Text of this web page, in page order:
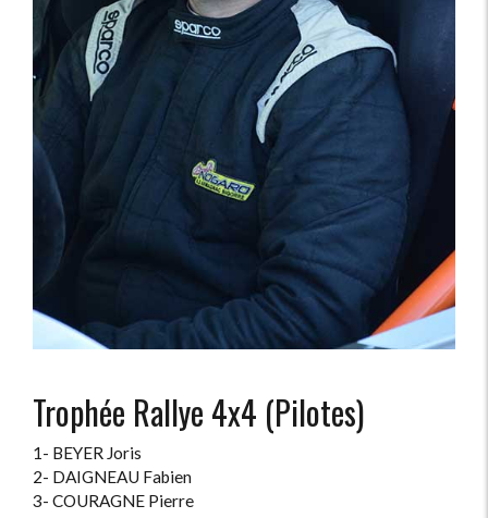
Trophée Rallye 4x4 (Pilotes)
1- BEYER Joris
2- DAIGNEAU Fabien
3- COURAGNE Pierre